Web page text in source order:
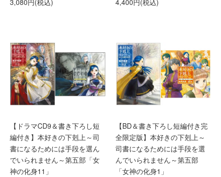
【ドラマCD9＆書き下ろし短
編付き】本好きの下剋上～司
書になるためには手段を選ん
でいられません～第五部「女
神の化身11」
【BD＆書き下ろし短編付き完
全限定版】本好きの下剋上～
司書になるためには手段を選
んでいられません～第五部
「女神の化身1」